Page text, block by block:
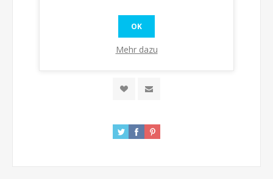
KAUFEN
OK
Mehr dazu